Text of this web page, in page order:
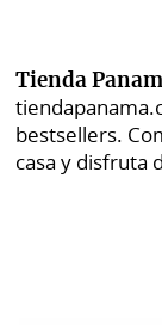
Tienda
bestsellers.
casa y disfruta